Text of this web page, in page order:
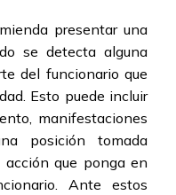
presentar una
se detecta alguna
del funcionario que
Esto puede incluir
manifestaciones
posición tomada
acción que ponga en
Ante estos